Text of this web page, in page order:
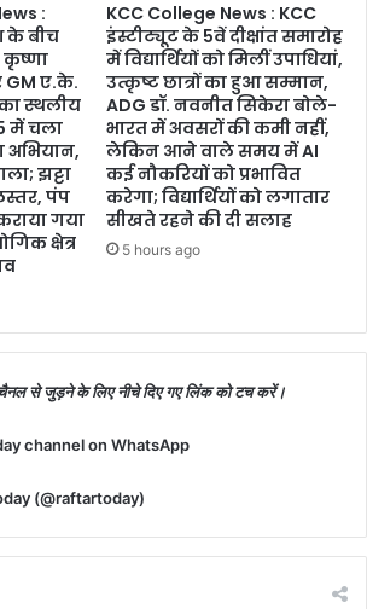
:
के बीच
कृष्णा
ए.के.
स्थलीय
में चला
अभियान,
झट्टा
पंप
गया
क्षेत्र
KCC College News : KCC
इंस्टीट्यूट के 5वें दीक्षांत समारोह
में विद्यार्थियों को मिलीं उपाधियां,
उत्कृष्ट छात्रों का हुआ सम्मान,
ADG डॉ. नवनीत सिकेरा बोले-
भारत में अवसरों की कमी नहीं,
लेकिन आने वाले समय में AI
कई नौकरियों को प्रभावित
करेगा; विद्यार्थियों को लगातार
सीखते रहने की दी सलाह
5 hours ago
से जुड़ने के लिए नीचे दिए गए लिंक को टच करें।
channel on WhatsApp
(@raftartoday)